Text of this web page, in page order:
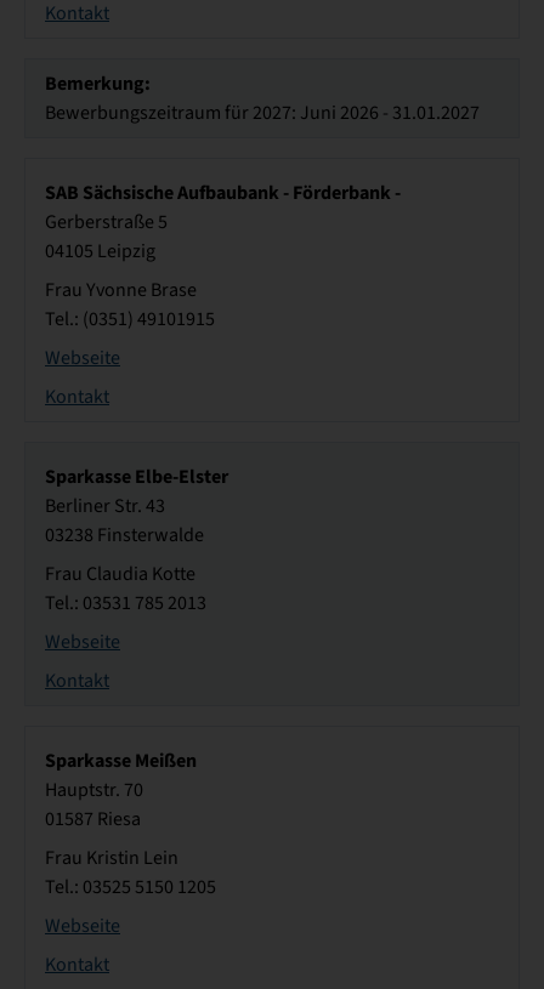
Kontakt
Bemerkung:
Bewerbungszeitraum für 2027: Juni 2026 - 31.01.2027
SAB Sächsische Aufbaubank - Förderbank -
Gerberstraße 5
04105 Leipzig
Frau Yvonne Brase
Tel.: (0351) 49101915
Webseite
Kontakt
Sparkasse Elbe-Elster
Berliner Str. 43
03238 Finsterwalde
Frau Claudia Kotte
Tel.: 03531 785 2013
Webseite
Kontakt
Sparkasse Meißen
Hauptstr. 70
01587 Riesa
Frau Kristin Lein
Tel.: 03525 5150 1205
Webseite
Kontakt